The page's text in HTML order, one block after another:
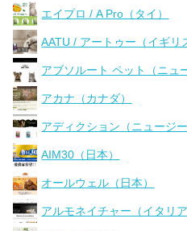
エイプロ / A Pro（タイ）
AATU / アートゥー（イギリ
アブソルート ペット（ニュ
アカナ（カナダ）
アディクション（ニュージー
AIM30（日本）
オールウェル（日本）
アルモネイチャー（イタリア